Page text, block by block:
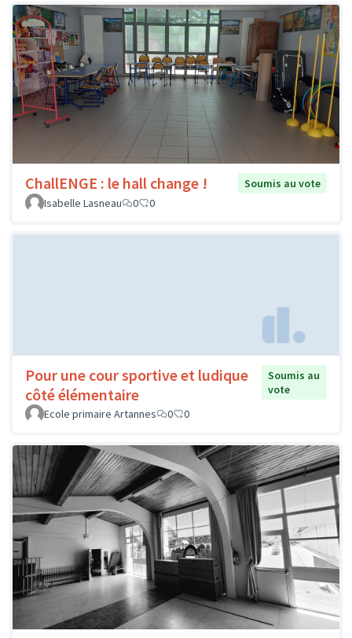
ChallENGE : le hall change !
Soumis au vote
Isabelle Lasneau
0 0
Pour une cour sportive et ludique
côté élémentaire
Soumis au
vote
Ecole primaire Artannes
0 0